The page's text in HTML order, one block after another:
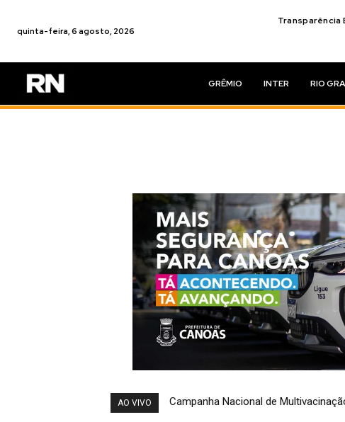
quinta-feira, 6 agosto, 2026
Transparência
GRÊMIO INTER RIO
AO VIVO Real Madrid anuncia contratação de